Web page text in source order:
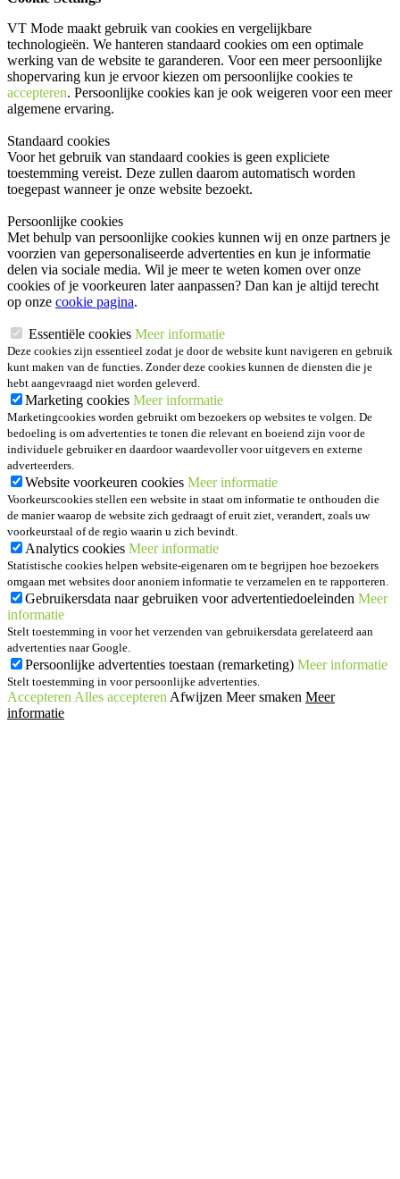
VT Mode maakt gebruik van cookies en vergelijkbare
technologieën. We hanteren standaard cookies om een optimale
werking van de website te garanderen. Voor een meer persoonlijke
shopervaring kun je ervoor kiezen om persoonlijke cookies te
accepteren. Persoonlijke cookies kan je ook weigeren voor een meer
algemene ervaring.
Standaard cookies
Voor het gebruik van standaard cookies is geen expliciete
toestemming vereist. Deze zullen daarom automatisch worden
toegepast wanneer je onze website bezoekt.
Persoonlijke cookies
Met behulp van persoonlijke cookies kunnen wij en onze partners je
voorzien van gepersonaliseerde advertenties en kun je informatie
delen via sociale media. Wil je meer te weten komen over onze
cookies of je voorkeuren later aanpassen? Dan kan je altijd terecht
op onze cookie pagina.
Essentiële cookies Meer informatie
Deze cookies zijn essentieel zodat je door de website kunt navigeren en gebruik
kunt maken van de functies. Zonder deze cookies kunnen de diensten die je
hebt aangevraagd niet worden geleverd.
Marketing cookies Meer informatie
Marketingcookies worden gebruikt om bezoekers op websites te volgen. De
bedoeling is om advertenties te tonen die relevant en boeiend zijn voor de
individuele gebruiker en daardoor waardevoller voor uitgevers en externe
adverteerders.
Website voorkeuren cookies Meer informatie
Voorkeurscookies stellen een website in staat om informatie te onthouden die
de manier waarop de website zich gedraagt of eruit ziet, verandert, zoals uw
voorkeurstaal of de regio waarin u zich bevindt.
Analytics cookies Meer informatie
Statistische cookies helpen website-eigenaren om te begrijpen hoe bezoekers
omgaan met websites door anoniem informatie te verzamelen en te rapporteren.
Gebruikersdata naar gebruiken voor advertentiedoeleinden Meer
informatie
Stelt toestemming in voor het verzenden van gebruikersdata gerelateerd aan
advertenties naar Google.
Persoonlijke advertenties toestaan (remarketing) Meer informatie
Stelt toestemming in voor persoonlijke advertenties.
Accepteren Alles accepteren Afwijzen Meer smaken Meer
informatie